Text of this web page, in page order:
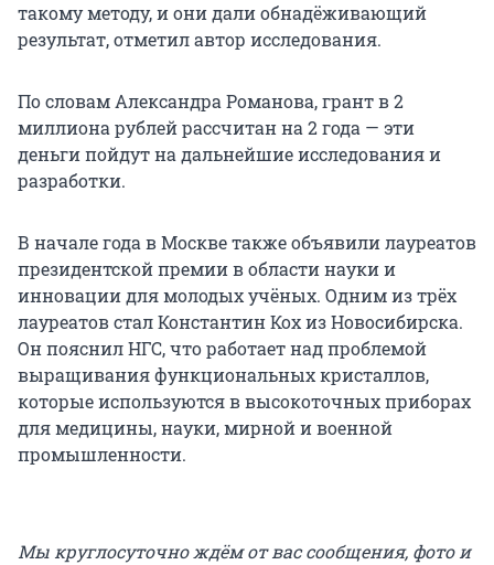
такому методу, и они дали обнадёживающий
результат, отметил автор исследования.
По словам Александра Романова, грант в 2
миллиона рублей рассчитан на 2 года — эти
деньги пойдут на дальнейшие исследования и
разработки.
В начале года в Москве также объявили лауреатов
президентской премии в области науки и
инновации для молодых учёных. Одним из трёх
лауреатов стал Константин Кох из Новосибирска.
Он пояснил НГС, что работает над проблемой
выращивания функциональных кристаллов,
которые используются в высокоточных приборах
для медицины, науки, мирной и военной
промышленности.
Мы круглосуточно ждём от вас сообщения, фото и